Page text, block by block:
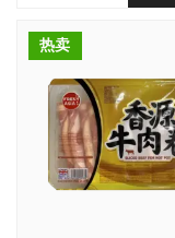
热卖